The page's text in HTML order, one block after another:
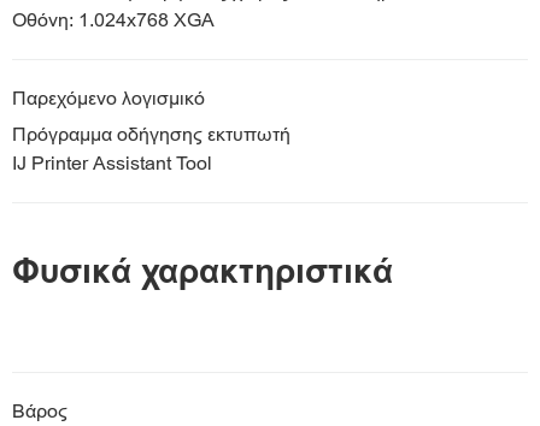
Οθόνη: 1.024x768 XGA
Παρεχόμενο λογισμικό
Πρόγραμμα οδήγησης εκτυπωτή
IJ Printer Assistant Tool
Φυσικά χαρακτηριστικά
Βάρος